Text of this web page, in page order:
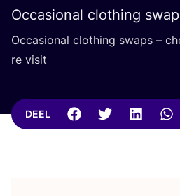
Occasional clothing
Occa­si­o­nal clothing swaps –
re visit
DEEL